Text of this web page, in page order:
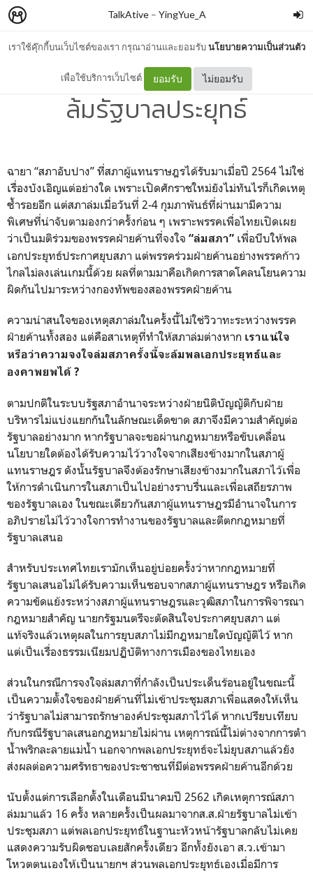
เราใช้คุ๊กกี้บนเว็บไซต์ของเรา กรุณาอ่านและยอมรับนโยบายความเป็นส่วนตัว
เพื่อใช้บริการเว็บไซต์ ยอมรับ ไม่ยอมรับ
TalkAtive– YingYue_A
ล่มสภาไม่ใช่คำตอบสำหรับการ
ล้มรัฐบาลประยุทธ์
ฉายา “สภาอับปาง” ที่สภาผู้แทนราษฎรได้รับมาเมื่อปี 2564 ไม่ใช่
เรื่องบังเอิญแต่อย่างใด เพราะเปิดศักราชใหม่ยังไม่ทันไรก็เกิดเหตุ
ซ้ำรอยอีก แต่สภาล่มเมื่อวันที่ 2-4 กุมภาพันธ์ที่ผ่านมามีความ
พิเศษที่น่าจับตามองกว่าครั้งก่อน ๆ เพราะพรรคเพื่อไทยเปิดเผย
ว่าเป็นมติร่วมของพรรคฝ่ายค้านที่จงใจ “ล่มสภา” เพื่อบีบให้พล
เอกประยุทธ์ประกาศยุบสภา แต่พรรคร่วมฝ่ายค้านอย่างพรรคก้าว
ไกลไม่ลงเล่นเกมนี้ด้วย ผลที่ตามมาคือเกิดการสาดโคลนโยนความ
ผิดกันไปมาระหว่างกองทัพของสองพรรคฝ่ายค้าน
ความน่าสนใจของเหตุสภาล่มในครั้งนี้ไม่ใช่วิวาทะระหว่างพรรค
ฝ่ายค้านทั้งสอง แต่คือสาเหตุที่ทำให้สภาล่มต่างหาก เราแน่ใจ
หรือว่าความจงใจล่มสภาครั้งนี้จะล้มพลเอกประยุทธ์และ
องคาพยพได้ ?
ตามปกติในระบบรัฐสภาอำนาจระหว่างฝ่ายนิติบัญญัติกับฝ่าย
บริหารไม่แบ่งแยกกันในลักษณะเด็ดขาด สภาจึงมีความสำคัญต่อ
รัฐบาลอย่างมาก หากรัฐบาลจะขอผ่านกฎหมายหรือขับเคลื่อน
นโยบายใดต้องได้รับความไว้วางใจจากเสียงข้างมากในสภาผู้
แทนราษฎร ดังนั้นรัฐบาลจึงต้องรักษาเสียงข้างมากในสภาไว้เพื่อ
ให้การดำเนินการในสภาเป็นไปอย่างราบรื่นและเพื่อเสถียรภาพ
ของรัฐบาลเอง ในขณะเดียวกันสภาผู้แทนราษฎรมีอำนาจในการ
อภิปรายไม่ไว้วางใจการทำงานของรัฐบาลและตีตกกฎหมายที่
รัฐบาลเสนอ
สำหรับประเทศไทยเรามักเห็นอยู่บ่อยครั้งว่าหากกฎหมายที่
รัฐบาลเสนอไม่ได้รับความเห็นชอบจากสภาผู้แทนราษฎร หรือเกิด
ความขัดแย้งระหว่างสภาผู้แทนราษฎรและวุฒิสภาในการพิจารณา
กฎหมายสำคัญ นายกรัฐมนตรีจะตัดสินใจประกาศยุบสภา แต่
แท้จริงแล้วเหตุผลในการยุบสภาไม่มีกฎหมายใดบัญญัติไว้ หาก
แต่เป็นเรื่องธรรมเนียมปฏิบัติทางการเมืองของไทยเอง
ส่วนในกรณีการจงใจล่มสภาที่กำลังเป็นประเด็นร้อนอยู่ในขณะนี้
เป็นความตั้งใจของฝ่ายค้านที่ไม่เข้าประชุมสภาเพื่อแสดงให้เห็น
ว่ารัฐบาลไม่สามารถรักษาองค์ประชุมสภาไว้ได้ หากเปรียบเทียบ
กับกรณีรัฐบาลเสนอกฎหมายไม่ผ่าน เหตุการณ์นี้ไม่ต่างจากการตำ
น้ำพริกละลายแม่น้ำ นอกจากพลเอกประยุทธ์จะไม่ยุบสภาแล้วยัง
ส่งผลต่อความศรัทธาของประชาชนที่มีต่อพรรคฝ่ายค้านอีกด้วย
นับตั้งแต่การเลือกตั้งในเดือนมีนาคมปี 2562 เกิดเหตุการณ์สภา
ล่มมาแล้ว 16 ครั้ง หลายครั้งเป็นผลมาจากส.ส.ฝ่ายรัฐบาลไม่เข้า
ประชุมสภา แต่พลเอกประยุทธ์ในฐานะหัวหน้ารัฐบาลกลับไม่เคย
แสดงความรับผิดชอบเลยสักครั้งเดียว อีกทั้งยังเอา ส.ว.เข้ามา
โหวตตนเองให้เป็นนายกฯ ส่วนพลเอกประยุทธ์เองเมื่อมีการ